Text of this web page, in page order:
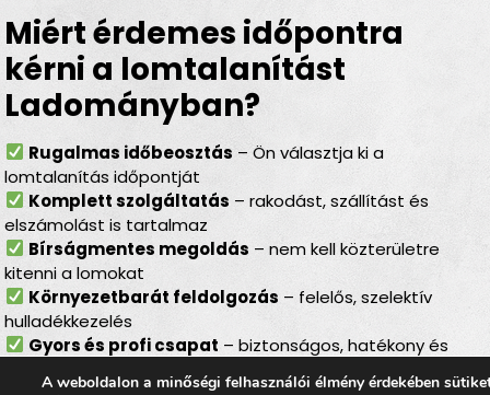
Miért érdemes időpontra
kérni a lomtalanítást
Ladományban?
Rugalmas időbeosztás – Ön választja ki a
lomtalanítás időpontját
Komplett szolgáltatás – rakodást, szállítást és
elszámolást is tartalmaz
Bírságmentes megoldás – nem kell közterületre
kitenni a lomokat
Környezetbarát feldolgozás – felelős, szelektív
hulladékkezelés
Gyors és profi csapat – biztonságos, hatékony és
A weboldalon a minőségi felhasználói élmény érdekében